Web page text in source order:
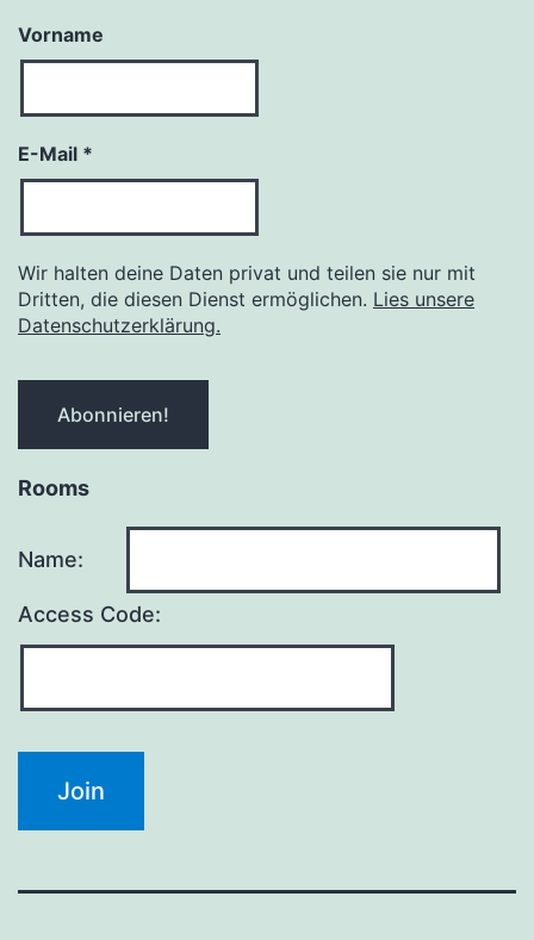
Vorname
E-Mail *
Wir halten deine Daten privat und teilen sie nur mit
Dritten, die diesen Dienst ermöglichen. Lies unsere
Datenschutzerklärung.
Rooms
Name:
Access Code: